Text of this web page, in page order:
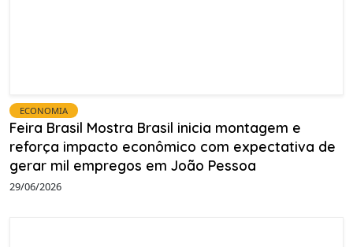
ECONOMIA
Feira Brasil Mostra Brasil inicia montagem e
reforça impacto econômico com expectativa de
gerar mil empregos em João Pessoa
29/06/2026